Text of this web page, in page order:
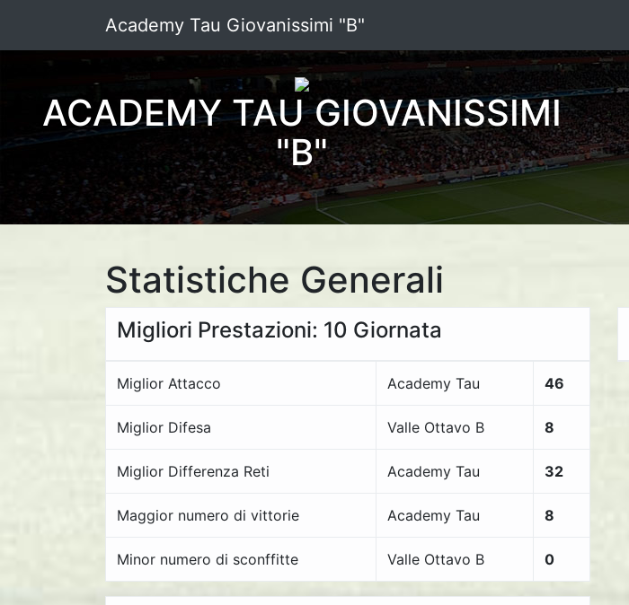
Academy Tau Giovanissimi "B"
ACADEMY TAU GIOVANISSIMI
"B"
Statistiche Generali
Migliori Prestazioni: 10 Giornata
Miglior Attacco Academy Tau 46
Miglior Difesa Valle Ottavo B 8
Miglior Differenza Reti Academy Tau 32
Maggior numero di vittorie Academy Tau 8
Minor numero di sconffitte Valle Ottavo B 0